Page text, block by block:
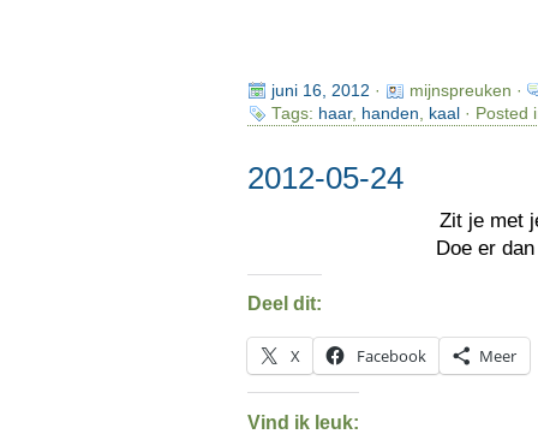
juni 16, 2012 ·
mijnspreuken ·
Tags: haar, handen kaal · Posted
2012-05-24
Zit je met
Doe er
Deel dit:
X Facebook Meer
Vind ik leuk: